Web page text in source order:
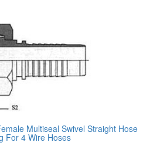
Multiseal Swivel Straight Hose
For 4 Wire Hoses